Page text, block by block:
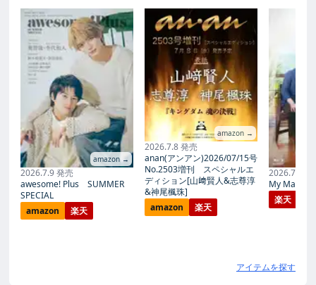
amazon →
2026.7.9 発売
awesome! Plus SUMMER
SPECIAL
amazon
楽天
amazon →
2026.7.8 発売
anan(アンアン)2026/07/15号
No.2503増刊 スペシャルエ
ディション[山﨑賢人&志尊淳
&神尾楓珠]
amazon
楽天
2026.7.27
My Magic
楽天
アイテムを探す